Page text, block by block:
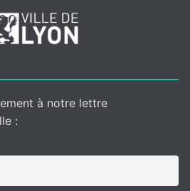
à notre lettre
: